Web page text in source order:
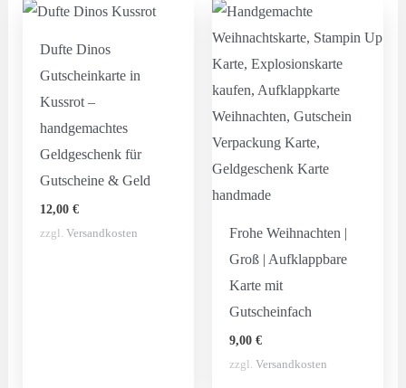
Dufte Dinos
Gutscheinkarte in
Kussrot –
handgemachtes
Geldgeschenk für
Gutscheine & Geld
12,00 €
zzgl. Versandkosten
Frohe Weihnachten |
Groß | Aufklappbare
Karte mit
Gutscheinfach
9,00€
zzgl.Versandkosten